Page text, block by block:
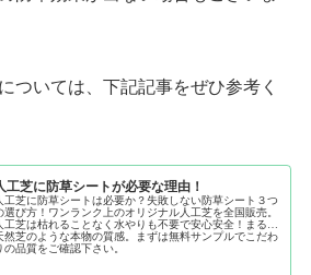
ついては、下記記事をぜひ参考く
工芝に防草シートが必要な理由！
工芝に防草シートは必要か？失敗しない防草シート３つ
選び方！ワンランク上のオリジナル人工芝を全国販売。
工芝は枯れることなく水やりも不要で安心安全！まるで
然芝のような本物の質感。まずは無料サンプルでこだわ
の品質をご確認下さい。